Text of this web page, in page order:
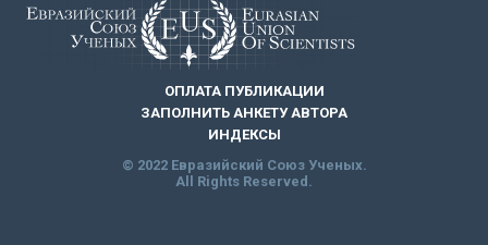
ОПЛАТА ПУБЛИКАЦИИ
ЗАПОЛНИТЬ АНКЕТУ АВТОРА
ИНДЕКСЫ
© 2022 Евразийский Союз Ученых.
All Rights Reserved.